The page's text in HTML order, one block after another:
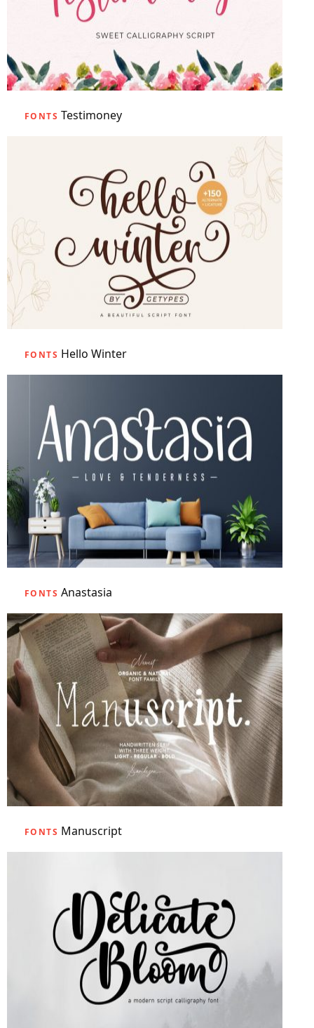
FONTS Testimoney
FONTS Hello Winter
FONTS Anastasia
FONTS Manuscript